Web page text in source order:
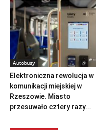
Autobusy
Elektroniczna rewolucja w
komunikacji miejskiej w
Rzeszowie. Miasto
przesuwało cztery razy...